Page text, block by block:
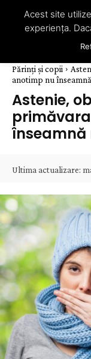
Părinți și copii
anotimp nu
Astenie,
înseamnă
Ultima actualizare:
Acest site
experiența.